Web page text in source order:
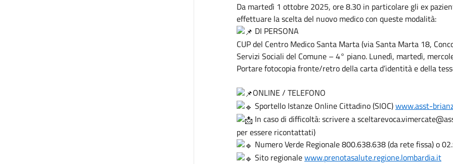
Da martedì 1 ottobre 2025, ore 8.30 in particolare gli ex
effettuare la scelta del nuovo medico con queste modalità:
DI PERSONA
CUP del Centro Medico Santa Marta (via Santa Marta 18,
Servizi Sociali del Comune – 4° piano. Lunedì, martedì,
Portare fotocopia fronte/retro della carta d’identità e della
ONLINE / TELEFONO
Sportello Istanze Online Cittadino (SIOC)www.asst-
In caso di difficoltà: scrivere a
per essere ricontattati)
Numero Verde Regionale 800.638.638 (da rete fissa) o
Sito regionalewww.prenotasalute.regione.lombardia.it